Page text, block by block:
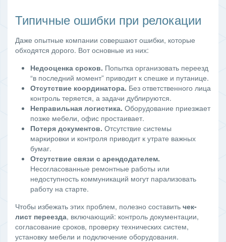
Типичные ошибки при релокации
Даже опытные компании совершают ошибки, которые
обходятся дорого. Вот основные из них:
Недооценка сроков. Попытка организовать переезд
“в последний момент” приводит к спешке и путанице.
Отсутствие координатора. Без ответственного лица
контроль теряется, а задачи дублируются.
Неправильная логистика. Оборудование приезжает
позже мебели, офис простаивает.
Потеря документов. Отсутствие системы
маркировки и контроля приводит к утрате важных
бумаг.
Отсутствие связи с арендодателем.
Несогласованные ремонтные работы или
недоступность коммуникаций могут парализовать
работу на старте.
Чтобы избежать этих проблем, полезно составить чек-
лист переезда, включающий: контроль документации,
согласование сроков, проверку технических систем,
установку мебели и подключение оборудования.